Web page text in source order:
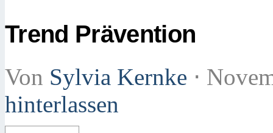
Trend Prävention
Von Sylvia Kernke ⋅
hinterlassen